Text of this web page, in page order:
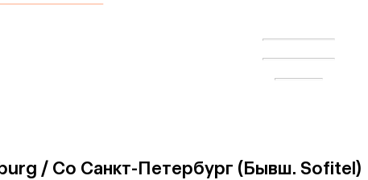
/ Со Санкт-Петербург (Бывш. Sofitel)